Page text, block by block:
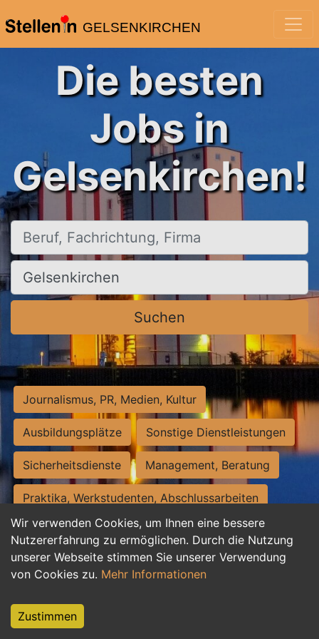
GELSENKIRCHEN
Wir verwenden Cookies, um Ihnen eine bessere
Nutzererfahrung zu ermöglichen. Durch die Nutzung
unserer Webseite stimmen Sie unserer Verwendung
von Cookies zu. Mehr Informationen
Zustimmen
Die besten
Jobs in
Gelsenkirchen!
Beruf, Fachrichtung, Firma
Ort, Stadt
Suchen
Journalismus, PR, Medien, Kultur
Ausbildungsplätze Sonstige Dienstleistungen
Sicherheitsdienste Management, Beratung
Praktika, Werkstudenten, Abschlussarbeiten
Personalwesen Assistenz, Sekretariat
Hilfskräfte, Aushilfs- und Nebenjobs
Weiterbildung, Studium, duale Ausbildung